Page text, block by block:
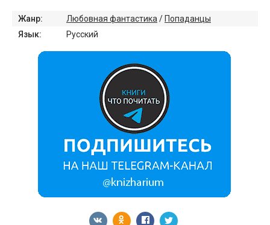
Жанр: Любовная фантастика / Попаданцы
Язык:
Русский